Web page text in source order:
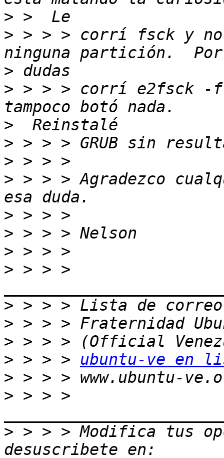
>
> > > > corrí fsck y no
>
> > > > corrí e2fsck -
>
>
>
> > > > Agradezco
>
>
>
> > > >
>
>
>
> > > > ubuntu-ve en
>
> > > >
> > > > Modifica tus